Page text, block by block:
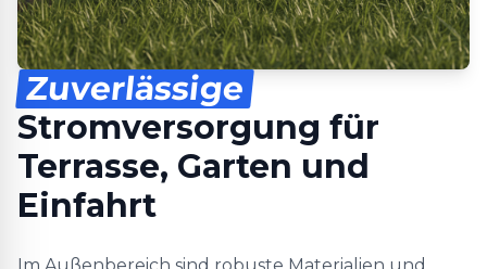
Zuverlässige
Stromversorgung für
Terrasse, Garten und
Einfahrt